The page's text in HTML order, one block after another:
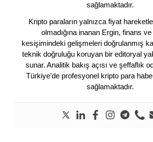
sağlamaktadır.
Kripto paraların yalnızca fiyat
olmadığına inanan Ergin, finans
kesişimindeki gelişmeleri doğrulanmış
teknik doğruluğu koruyan bir editoryal
sunar. Analitik bakış açısı ve şeffaflık
Türkiye’de profesyonel kripto para
sağlamaktadır.